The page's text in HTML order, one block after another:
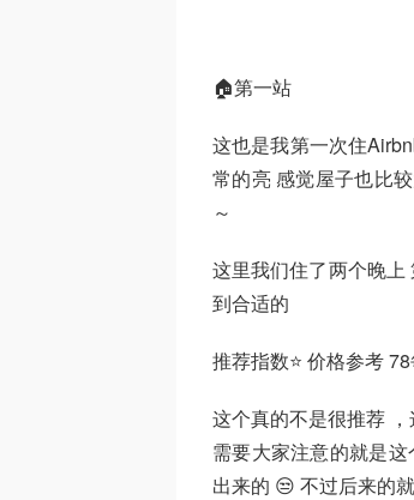
🏠第一站
这也是我第一次住
常的亮 感觉屋子也比
～
这里我们住了两个晚
到合适的
推荐指数⭐ 价格参考
这个真的不是很推荐
需要大家注意的就是
出来的 😒 不过后来的